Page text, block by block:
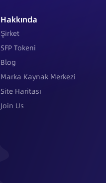
Hakkında
Şirket
SFP Tokeni
Blog
Marka Kaynak Merkezi
Site Haritası
Join Us